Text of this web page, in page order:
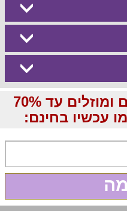
קבלו מבצעים לוהטים ומוזלים עד 70%
עכשיו בחינם: